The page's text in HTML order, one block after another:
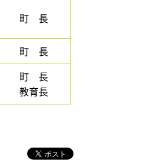
町 長
町 長
町 長
教育長